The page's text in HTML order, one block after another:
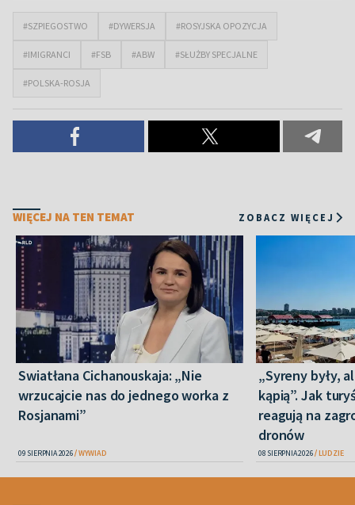
#SZPIEGOSTWO #DYWERSJA #ROSYJSKA OPOZYCJA
#IMIGRANCI #FSB #ABW #SŁUŻBY SPECJALNE
#POLSKA-ROSJA
WIĘCEJ NA TEN TEMAT ZOBACZ WIĘCEJ
Swiatłana Cichanouskaja: „Nie
wrzucajcie nas do jednego worka z
Rosjanami”
09 SIERPNIA 2026 WYWIAD
„Syreny były,
kąpią”. Jak
reagują na
dronów
08 SIERPNIA 2026 LUDZIE